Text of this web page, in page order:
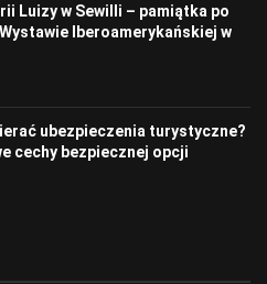
Luizy w Sewilli – pamiątka po
Iberoamerykańskiej w
ubezpieczenia turystyczne?
cechy bezpiecznej opcji